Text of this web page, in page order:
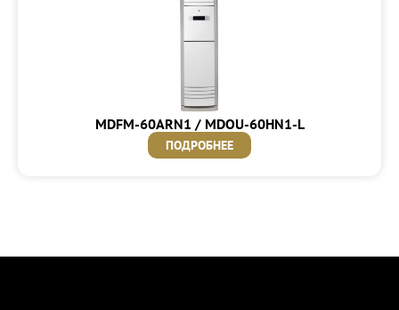
MDFM-60ARN1 / MDOU-60HN1-L
ПОДРОБНЕЕ